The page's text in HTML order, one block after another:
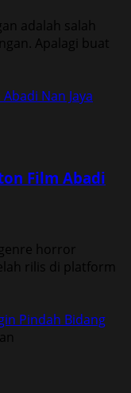
adalah salah
Apalagi buat
Nan Jaya
Film Abadi
horror
rilis di platform
Pindah Bidang